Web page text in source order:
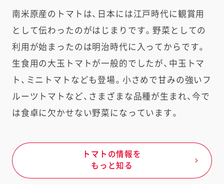
南米原産のトマトは、日本には江戸時代に観賞用
として伝わったのがはじまりです。野菜としての
利用が始まったのは明治時代に入ってからです。
生食用の大玉トマトが一般的でしたが、中玉トマ
ト、ミニトマトなども登場。小さめで甘みの強いフ
ルーツトマトなど、さまざまな品種が生まれ、今で
は食卓に欠かせない野菜になっています。
トマトの情報を
もっと知る